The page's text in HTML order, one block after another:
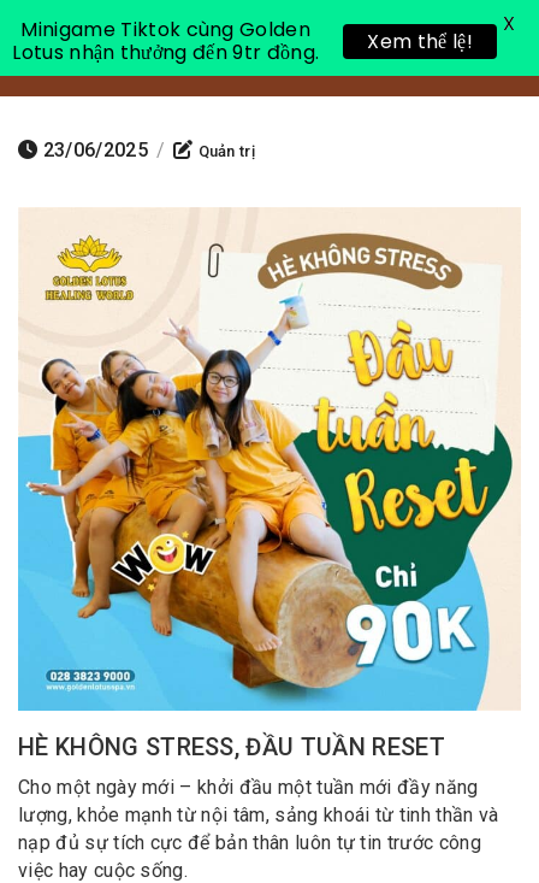
Toggle
23/06/2025 / Quản trị
HÈ KHÔNG STRESS, ĐẦU TUẦN RESET
Cho một ngày mới – khởi đầu một tuần mới đầy năng
lượng, khỏe mạnh từ nội tâm, sảng khoái từ tinh thần và
nạp đủ sự tích cực để bản thân luôn tự tin trước công
việc hay cuộc sống.
Minigame Tiktok cùng Golden
Lotus nhận thưởng đến 9tr đồng.
Xem thể lệ!
X